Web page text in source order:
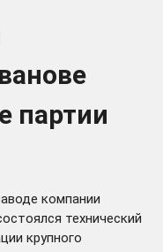
партии
компании
технический
крупного